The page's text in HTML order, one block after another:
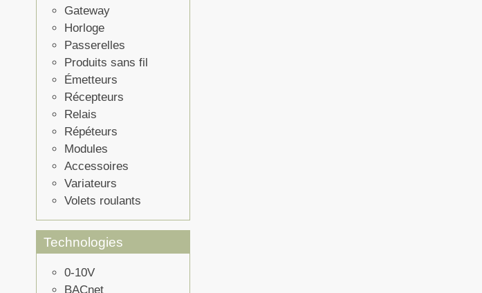
Gateway
Horloge
Passerelles
Produits sans fil
Émetteurs
Récepteurs
Relais
Répéteurs
Modules
Accessoires
Variateurs
Volets roulants
Technologies
0-10V
BACnet